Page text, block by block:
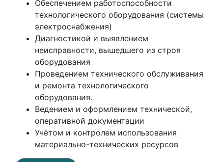
Обеспечением работоспособности
технологического оборудования (системы
электроснабжения)
Диагностикой и выявлением
неисправности, вышедшего из строя
оборудования
Проведением технического обслуживания
и ремонта технологического
оборудования.
Ведением и оформлением технической,
оперативной документации
Учётом и контролем использования
материально-технических ресурсов